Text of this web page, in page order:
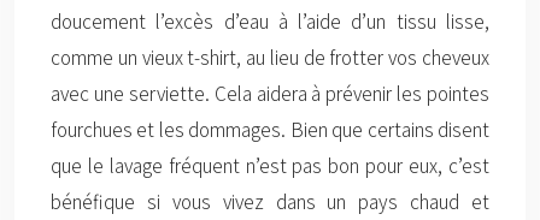
doucement l’excès d’eau à l’aide d’un tissu lisse,
comme un vieux t-shirt, au lieu de frotter vos cheveux
avec une serviette. Cela aidera à prévenir les pointes
fourchues et les dommages. Bien que certains disent
que le lavage fréquent n’est pas bon pour eux, c’est
bénéfique si vous vivez dans un pays chaud et